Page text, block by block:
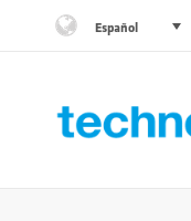
contenido
Español